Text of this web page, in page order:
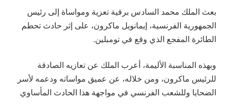
بعث الملك محمد السادس برقية تعزية ومواساة إلى رئيس
الجمهورية الفرنسية، إيمانويل ماكرون، على إثر حادث تحطم
الطائرة المفجع الذي وقع في تومبلين.
وبهذه المناسبة الأليمة، أعرب الملك عن تعازيه الصادقة
للرئيس ماكرون، ومن خلاله، عن عميق مواساته ودعمه لأسر
الضحايا وللشعب الفرنسي في مواجهة هذا الحادث المأساوي